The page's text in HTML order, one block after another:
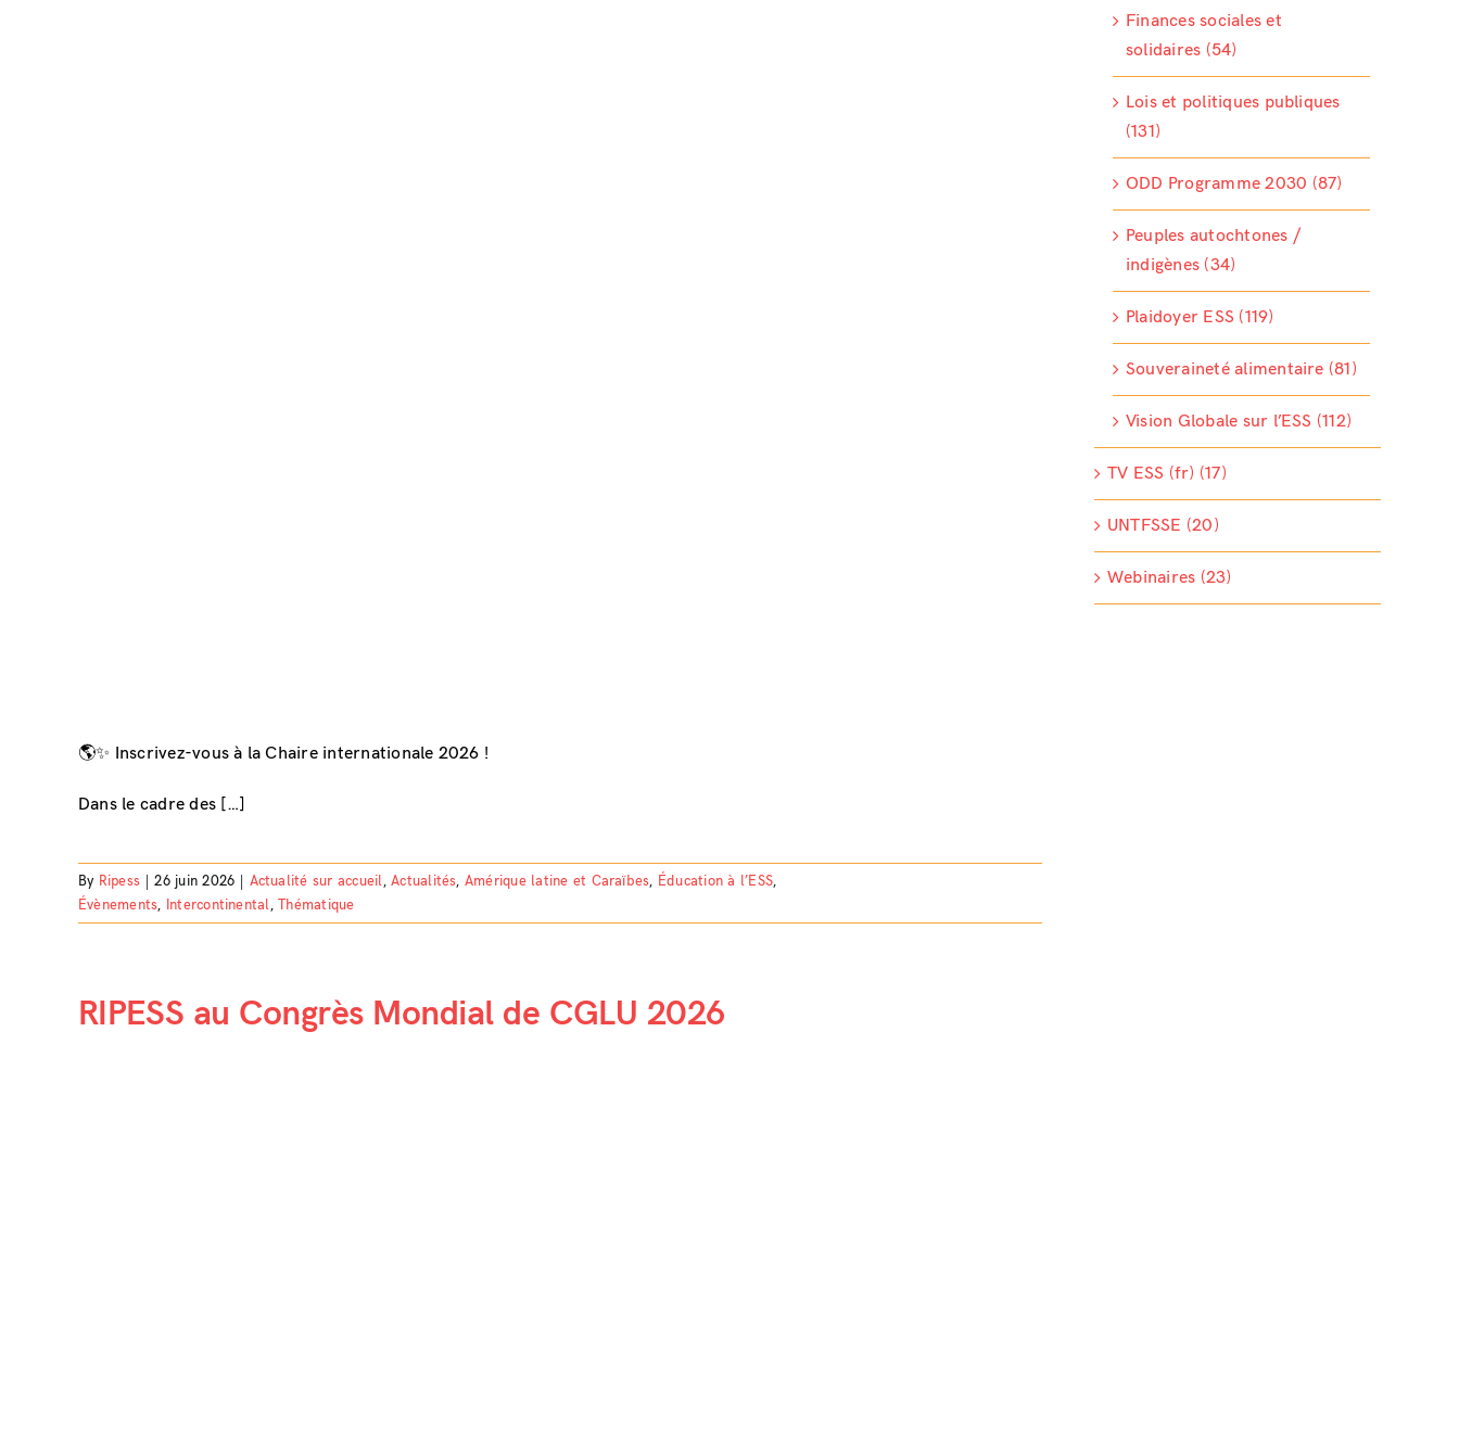
🌎✨ Inscrivez-vous à la Chaire internationale 2026 !
Dans le cadre des […]
By Ripess | 26 juin 2026 | Actualité sur accueil,Actualités, Amérique latine et Caraïbes, Éducation à l’ESS,
Évènements, Intercontinental,Thématique
RIPESS au Congrès Mondial de CGLU 2026
Finances sociales et
solidaires (54)
Lois et politiques publiques
(131)
ODD Programme 2030 (87)
Peuples autochtones /
indigènes (34)
Plaidoyer ESS (119)
Souveraineté alimentaire (81)
Vision Globale sur l’ESS (112)
TV ESS (fr) (17)
UNTFSSE (20)
Webinaires (23)